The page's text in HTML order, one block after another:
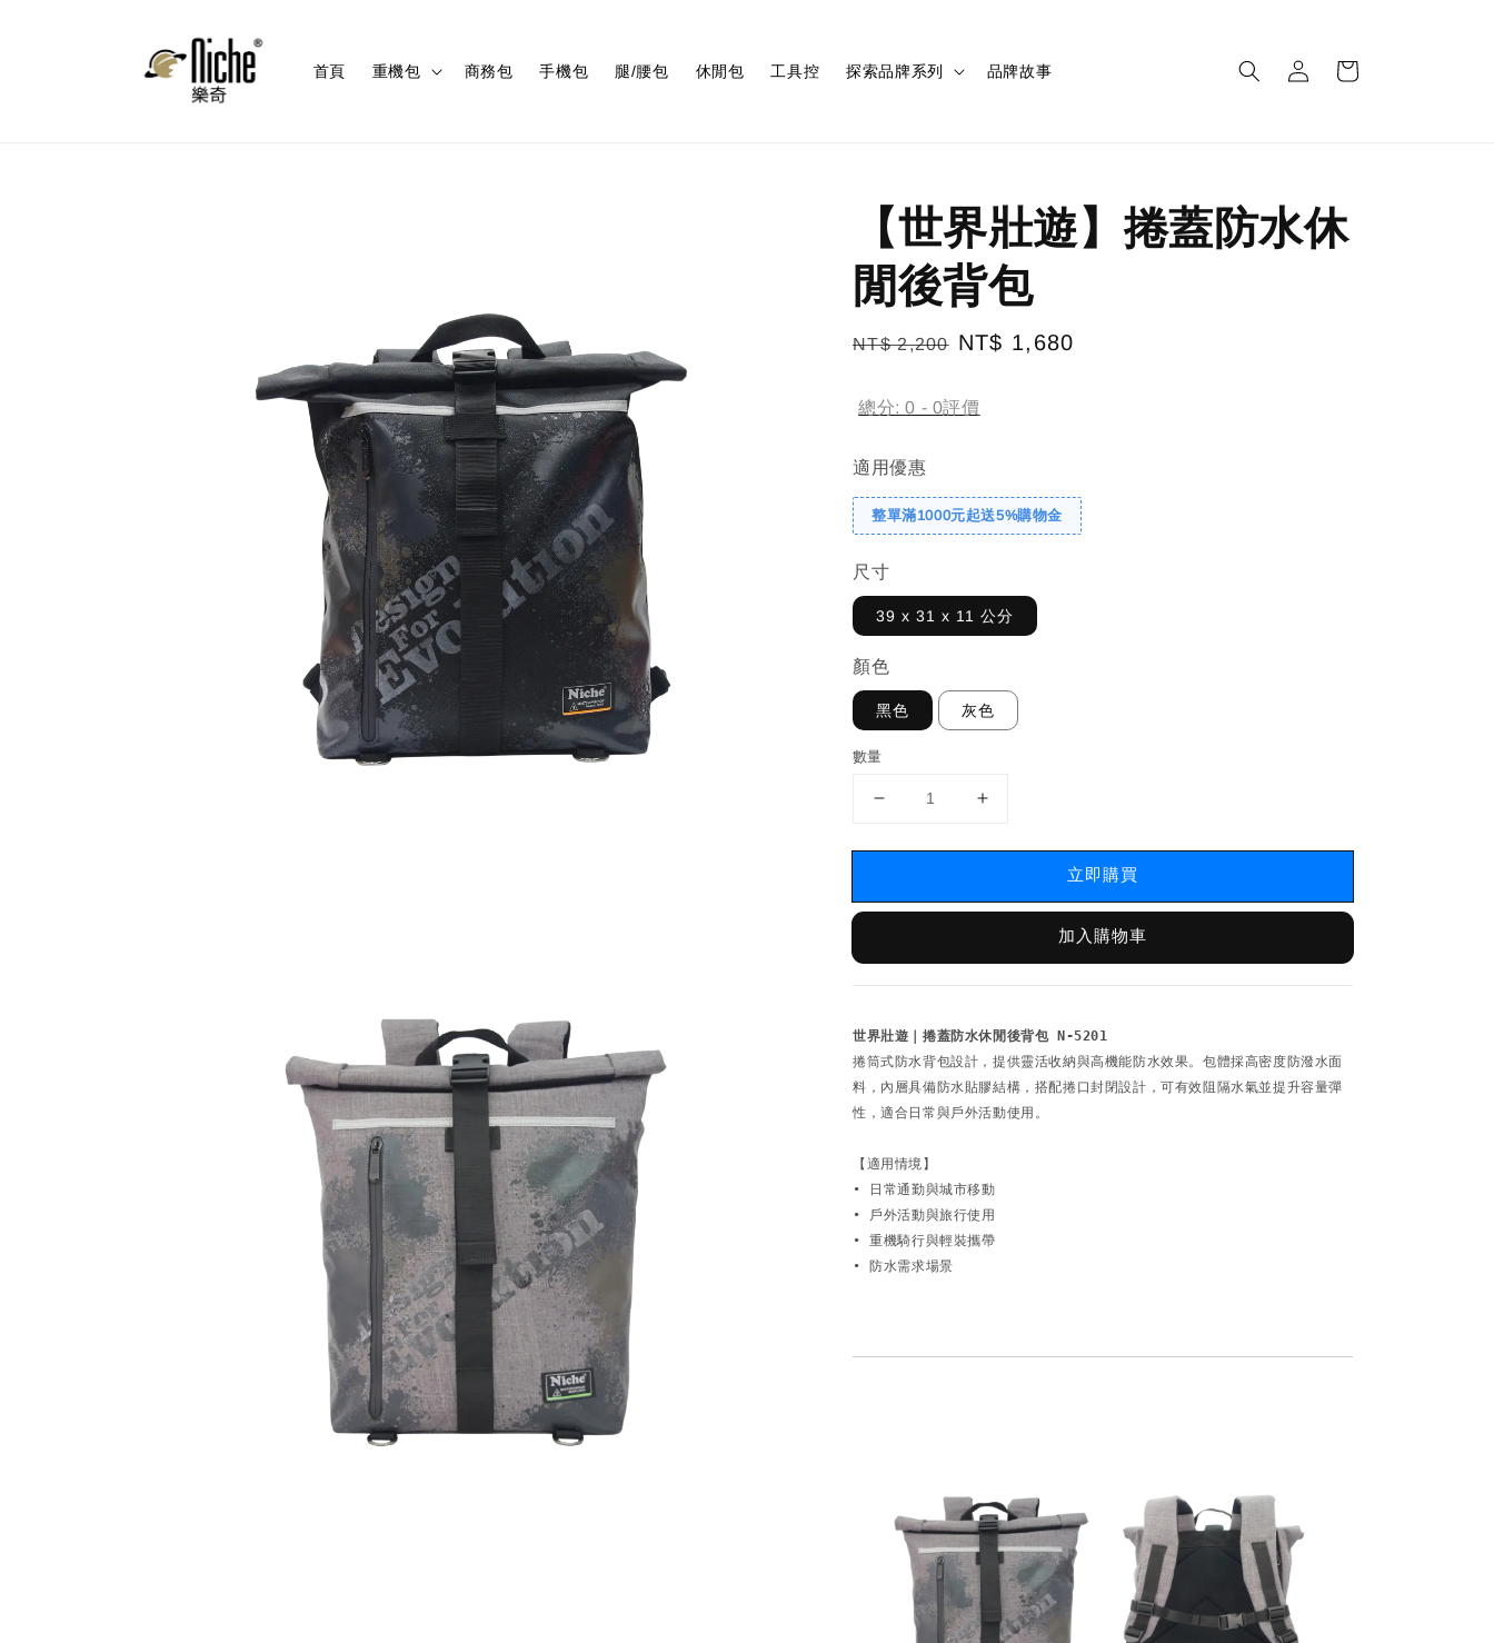
首頁 重機包 商務包 手機包 腿/腰包 休閒包 工具控 探索品牌系列 品牌故事
【世界壯遊】捲蓋防水休
閒後背包
Regular
NT$ 2,200 Sale
NT$ 1,680
總分:0 - 0評價
適用優惠
整單滿1000元起送5%購物金
尺寸
39 x 31 x 11 公分
顏色
黑色 灰色
數量
立即購買
加入購物車
世界壯遊｜捲蓋防水休閒後背包 N-5201
捲筒式防水背包設計，提供靈活收納與高機能防水效果。包體採高密度防潑水面
料，內層具備防水貼膠結構，搭配捲口封閉設計，可有效阻隔水氣並提升容量彈
性，適合日常與戶外活動使用。
【適用情境】
• 日常通勤與城市移動
• 戶外活動與旅行使用
• 重機騎行與輕裝攜帶
• 防水需求場景